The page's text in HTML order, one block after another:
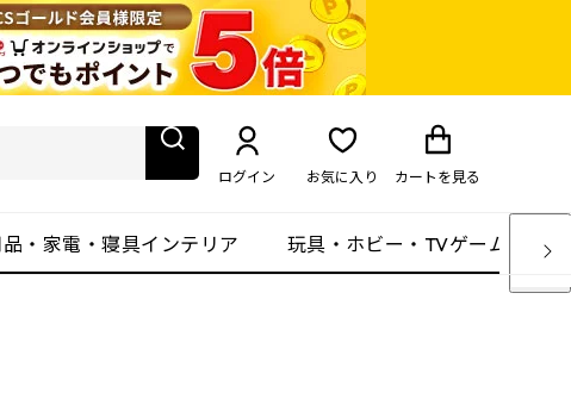
ログイン お気に入り カート を見る
・家電・寝具インテリア 玩具・ホビー・TVゲーム